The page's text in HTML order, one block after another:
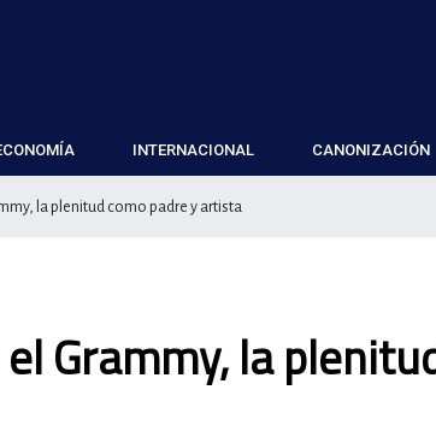
INTERNACIONAL CANONIZACIÓN
la plenitud como padre y artista
Grammy, la